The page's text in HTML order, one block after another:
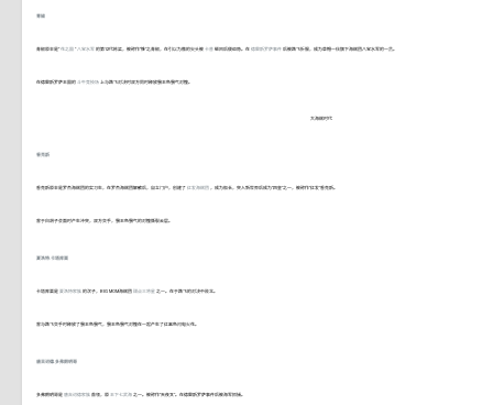
青椒
青椒原本是“花之国 ” 八宝水军 的第12代栋梁，被称作“锥”之青椒，在引以为傲的尖头被 卡普 砸凹后便退隐。在 德雷斯罗萨事件 后被路飞折服，成为草帽一伙旗下海贼团八宝水军的一员。
在德雷斯罗萨王国的 斗牛竞技场 上与路飞对决时双方同时释放霸王色霸气对撞。
大海贼时代
香克斯
香克斯原本是罗杰海贼团的实习生，在罗杰海贼团解散后，自立门户，创建了 红发海贼团 ，成为船长，突入新世界后成为“四皇”之一，被称作“红发”香克斯。
曾于白胡子会面时产生冲突，双方交手，霸王色霸气的对撞撕裂云层。
夏洛特·卡塔库栗
卡塔库栗是 夏洛特家族 的次子，BIG MOM海贼团 甜点三将星 之一。在于路飞的对决中败北。
曾与路飞交手时释放了霸王色霸气，霸王色霸气对撞在一起产生了红黑色闪电火花。
唐吉诃德·多弗朗明哥
多弗朗明哥是 唐吉诃德家族 首领，原 王下七武海 之一。被称作“天夜叉”。在德雷斯罗萨事件后被海军抓捕。